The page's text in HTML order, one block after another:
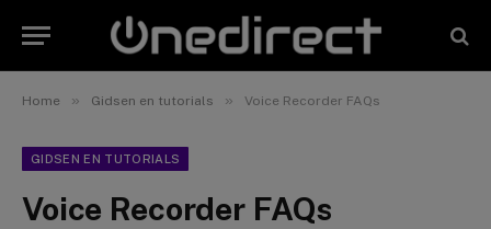
Home » Gidsen en tutorials » Voice Recorder FAQs
GIDSEN EN TUTORIALS
Voice Recorder FAQs